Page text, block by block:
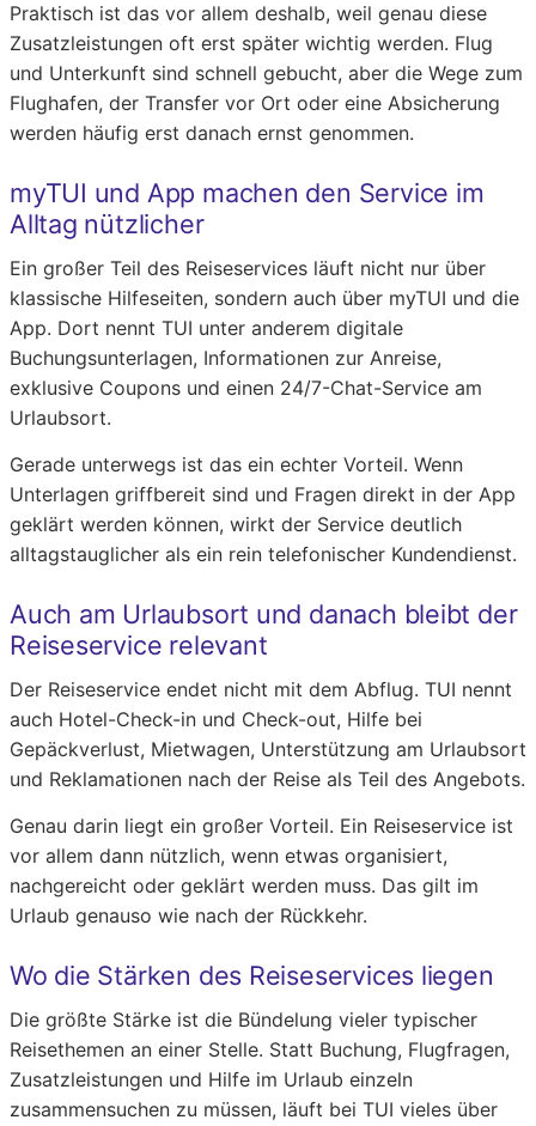
Praktisch ist das vor allem deshalb, weil genau diese
Zusatzleistungen oft erst später wichtig werden. Flug
und Unterkunft sind schnell gebucht, aber die Wege zum
Flughafen, der Transfer vor Ort oder eine Absicherung
werden häufig erst danach ernst genommen.
myTUI und App machen den Service im
Alltag nützlicher
Ein großer Teil des Reiseservices läuft nicht nur über
klassische Hilfeseiten, sondern auch über myTUI und die
App. Dort nennt TUI unter anderem digitale
Buchungsunterlagen, Informationen zur Anreise,
exklusive Coupons und einen 24/7-Chat-Service am
Urlaubsort.
Gerade unterwegs ist das ein echter Vorteil. Wenn
Unterlagen griffbereit sind und Fragen direkt in der App
geklärt werden können, wirkt der Service deutlich
alltagstauglicher als ein rein telefonischer Kundendienst.
Auch am Urlaubsort und danach bleibt der
Reiseservice relevant
Der Reiseservice endet nicht mit dem Abflug. TUI nennt
auch Hotel-Check-in und Check-out, Hilfe bei
Gepäckverlust, Mietwagen, Unterstützung am Urlaubsort
und Reklamationen nach der Reise als Teil des Angebots.
Genau darin liegt ein großer Vorteil. Ein Reiseservice ist
vor allem dann nützlich, wenn etwas organisiert,
nachgereicht oder geklärt werden muss. Das gilt im
Urlaub genauso wie nach der Rückkehr.
Wo die Stärken des Reiseservices liegen
Die größte Stärke ist die Bündelung vieler typischer
Reisethemen an einer Stelle. Statt Buchung, Flugfragen,
Zusatzleistungen und Hilfe im Urlaub einzeln
zusammensuchen zu müssen, läuft bei TUI vieles über